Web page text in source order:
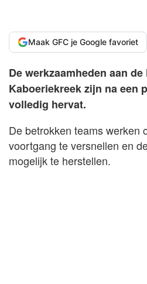
Maak GFC je Google favoriet
De werkzaamheden aan
Kaboeriekreek zijn na een
volledig hervat.
De betrokken teams werken
voortgang te versnellen en
mogelijk te herstellen.